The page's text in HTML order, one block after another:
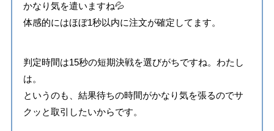
かなり気を遣いますね💦
体感的にはほぼ1秒以内に注文が確定してます。
判定時間は15秒の短期決戦を選びがちですね。わたし
は。
というのも、結果待ちの時間がかなり気を張るのでサ
クッと取引したいからです。